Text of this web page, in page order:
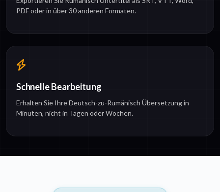
PDF oder in über 30 anderen Formaten.
Schnelle Bearbeitung
Erhalten Sie Ihre Deutsch-zu-Rumänisch Übersetzung in
Minuten, nicht in Tagen oder Wochen.